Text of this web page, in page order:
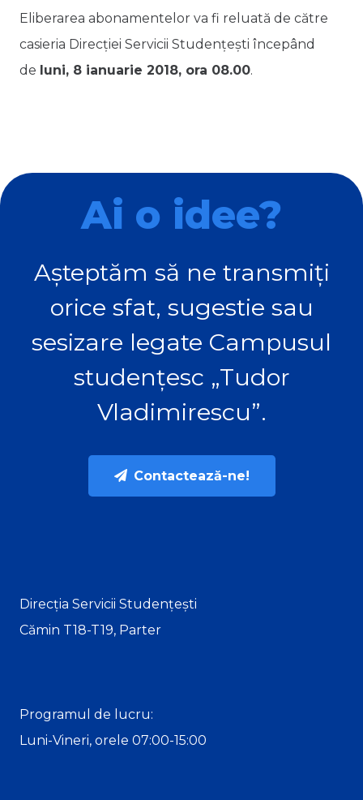
Eliberarea abonamentelor va fi reluată de către
casieria Direcției Servicii Studențești începând
de luni, 8 ianuarie 2018, ora 08.00.
Ai o idee?
Așteptăm să ne transmiți
orice sfat, sugestie sau
sesizare legate Campusul
studențesc „Tudor
Vladimirescu”.
Contactează-ne!
Direcția Servicii Studențești
Cămin T18-T19, Parter
Programul de lucru:
Luni-Vineri, orele 07:00-15:00